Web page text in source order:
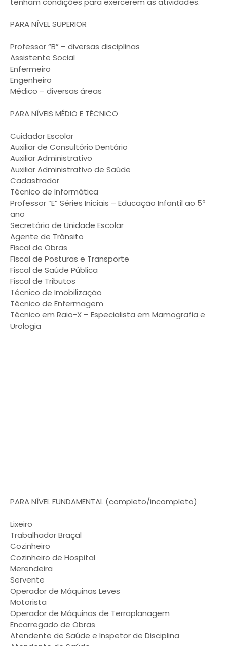
PARA NÍVEL SUPERIOR
Professor “B” – diversas disciplinas
Assistente Social
Enfermeiro
Engenheiro
Médico – diversas áreas
PARA NÍVEIS MÉDIO E TÉCNICO
Cuidador Escolar
Auxiliar de Consultório Dentário
Auxiliar Administrativo
Auxiliar Administrativo de Saúde
Cadastrador
Técnico de Informática
Professor “E” Séries Iniciais – Educação Infantil ao 5º
ano
Secretário de Unidade Escolar
Agente de Trânsito
Fiscal de Obras
Fiscal de Posturas e Transporte
Fiscal de Saúde Pública
Fiscal de Tributos
Técnico de Imobilização
Técnico de Enfermagem
Técnico em Raio-X – Especialista em Mamografia e
Urologia
PARA NÍVEL FUNDAMENTAL (completo/incompleto)
Lixeiro
Trabalhador Braçal
Cozinheiro
Cozinheiro de Hospital
Merendeira
Servente
Operador de Máquinas Leves
Motorista
Operador de Máquinas de Terraplanagem
Encarregado de Obras
Atendente de Saúde e Inspetor de Disciplina